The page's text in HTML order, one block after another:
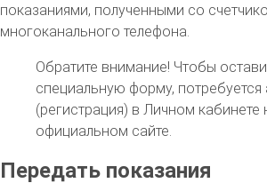
показаниями, полученными со
многоканального телефона.
Обратите внимание! Чтобы
специальную форму, потребуется
(регистрация) в Личном кабинете
официальном сайте.
Передать показания